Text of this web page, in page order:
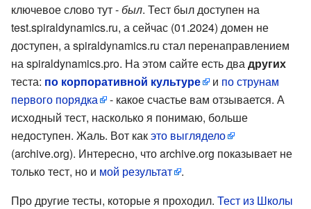
ключевое слово тут -был. Тест был доступен на
test.spiraldynamics.ru, а сейчас (01.2024) домен не
доступен, а spiraldynamics.ru стал перенаправлением
на spiraldynamics.pro. На этом сайте есть двадругих
теста: по корпоративной культуре и по струнам
первого порядка
- какое счастье вам отзывается. А
исходный тест, насколько я понимаю, больше
недоступен. Жаль. Вот какэто выглядело
(archive.org). Интересно, что archive.org показывает не
только тест, но и мой результат
.
Про другие тесты, которые я проходил. Тест из Школы